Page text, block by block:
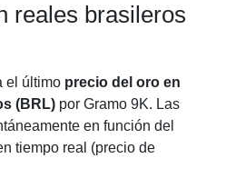
reales brasileros
el último precio del oro en
(BRL) por Gramo 9K. Las
en función del
tiempo real (precio de